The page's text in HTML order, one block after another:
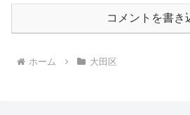
コメントを書き
ホーム 大田区